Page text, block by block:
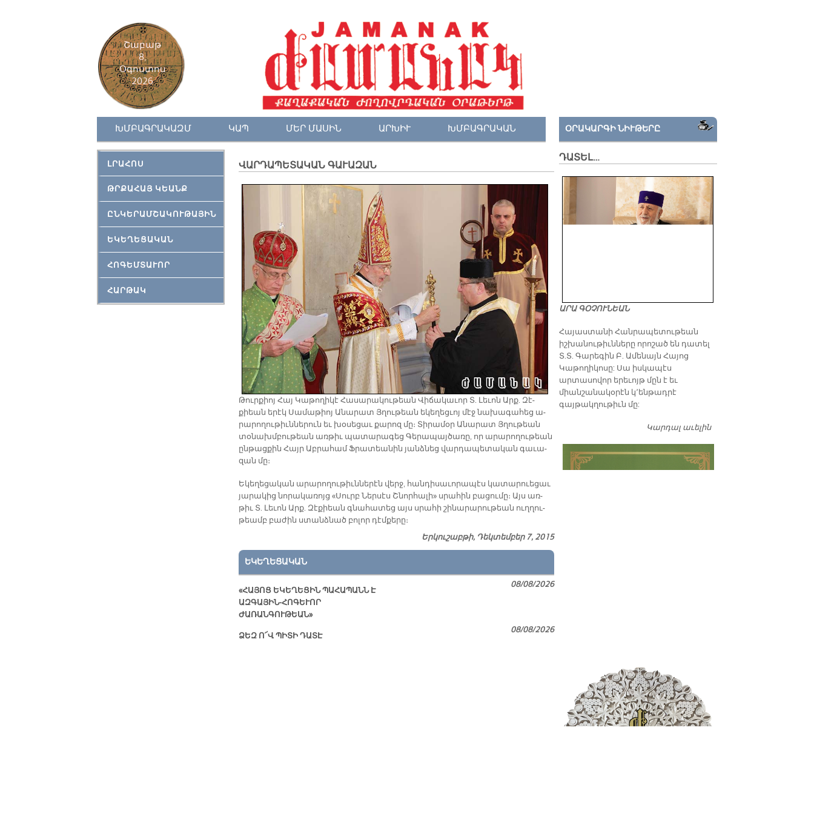
Շաբաթ
8,
Օգոստոս
2026
ԽՄԲԱԳՐԱԿԱԶՄ ԿԱՊ ՄԵՐ ՄԱՍԻՆ ԱՐԽԻՒ ԽՄԲԱԳՐԱԿԱՆ
ԼՐԱՀՈՍ
ԹՐՔԱՀԱՅ ԿԵԱՆՔ
ԸՆԿԵՐԱՄՇԱԿՈՒԹԱՅԻՆ
ԵԿԵՂԵՑԱԿԱՆ
ՀՈԳԵՄՏԱՒՈՐ
ՀԱՐԹԱԿ
ՎԱՐԴԱՊԵՏԱԿԱՆ ԳԱՒԱԶԱՆ
Թուր­քիոյ Հայ Կա­թո­ղի­կէ Հա­սա­րա­կու­թեան Վի­ճա­կա­ւոր Տ. Լե­ւոն Արք. Զէ­
քիեան ե­րէկ Սա­մա­թիոյ Ա­նա­րատ Յղու­թեան ե­կե­ղեց­ւոյ մէջ նա­խա­գա­հեց ա­
րա­րո­ղու­թիւն­նե­րուն եւ խօ­սե­ցաւ քա­րոզ մը։ Տի­րա­մօր Ա­նա­րատ Յղու­թեան
տօ­նախմ­բու­թեան առ­թիւ պա­տա­րա­գեց Գե­րա­պայ­ծա­ռը, որ ա­րա­րո­ղու­թեան
ըն­թաց­քին Հայր Աբ­րա­համ Ֆրա­տեա­նին յանձ­նեց վար­դա­պե­տա­կան գա­ւա­
զան մը։
Ե­կե­ղե­ցա­կան ա­րա­րո­ղու­թիւն­նե­րէն վերջ, հան­դի­սա­ւո­րա­պէս կա­տա­րուե­ցաւ
յա­րա­կից նո­րա­կա­ռոյց «Սուրբ Ներ­սէս Շնոր­հա­լի» սրա­հին բա­ցու­մը։ Այս առ­
թիւ Տ. Լե­ւոն Արք. Զէ­քիեան գնա­հա­տեց այս սրա­հի շի­նա­րա­րու­թեան ուղ­ղու­
թեամբ բա­ժին ստանձ­նած բո­լոր դէմ­քե­րը։
Երկուշաբթի, Դեկտեմբեր 7, 2015
ԵԿԵՂԵՑԱԿԱՆ
«ՀԱՅՈՑ ԵԿԵՂԵՑԻՆ ՊԱՀԱՊԱՆՆ Է
ԱԶԳԱՅԻՆ-ՀՈԳԵՒՈՐ
ԺԱՌԱՆԳՈՒԹԵԱՆ»
08/08/2026
ՁԵԶ Ո՜Վ ՊԻՏԻ ԴԱՏԷ
08/08/2026
ՕՐԱԿԱՐԳԻ ՆԻՒԹԵՐԸ
ԴԱՏԵԼ…
ԱՐԱ ԳՕՉՈՒՆԵԱՆ
​Հայաստանի Հանրապետութեան
իշխանութիւնները որոշած են դատել
Տ.Տ. Գարեգին Բ. Ամենայն Հայոց
Կաթողիկոսը: Սա իսկապէս
արտասովոր երեւոյթ մըն է եւ
միանշանակօրէն կ՚ենթադրէ
գայթակղութիւն մը:
Կարդալ աւելինԴատել…